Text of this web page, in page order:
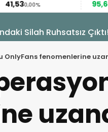
1,48%
Silah Ruhsatsız
fenomenlerine